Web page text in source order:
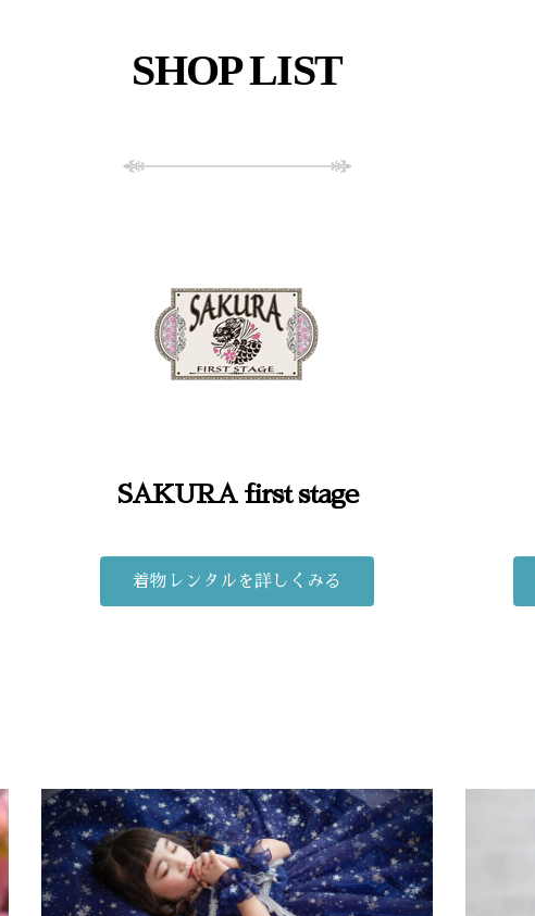
SHOP LIST
SAKURA first stage
着物レンタルを詳しくみる